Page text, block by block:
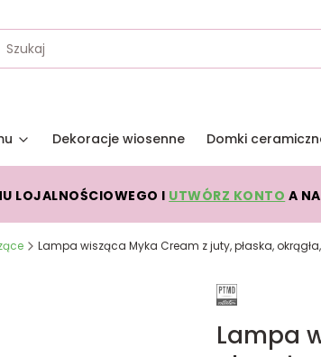
Dekoracje wiosenne Domki
LOJALNOŚCIOWEGO I UTWÓRZ KONTO A
Lampa wisząca Myka Cream z juty, płaska, okrągła,
Lampa